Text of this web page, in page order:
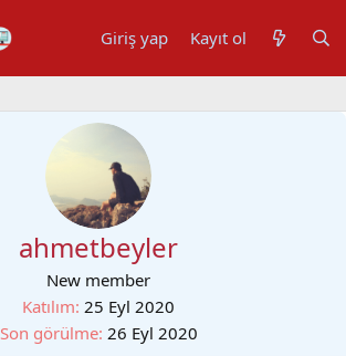
Giriş yap Kayıt ol
ahmetbeyler
New member
Katılım 25 Eyl 2020
Son görülme 26 Eyl 2020